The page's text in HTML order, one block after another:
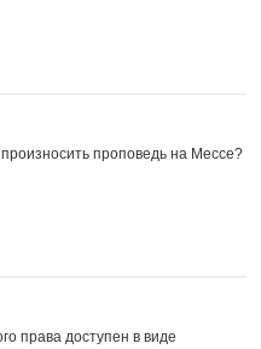
проповедь на Мессе?
права доступен в виде